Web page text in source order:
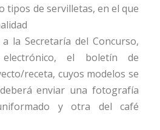
tipos de servilletas, en el que
la Secretaría del Concurso,
el boletín de
receta, cuyos modelos se
enviar una fotografía
y otra del café